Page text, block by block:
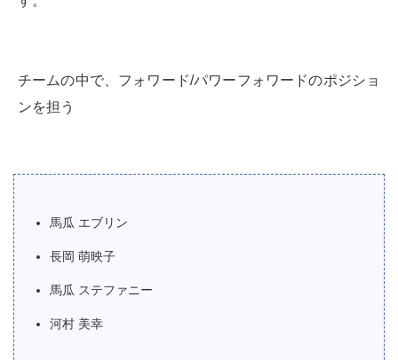
チームの中で、フォワード/パワーフォワードのポジショ
ンを担う
馬瓜 エブリン
長岡 萌映子
馬瓜 ステファニー
河村 美幸